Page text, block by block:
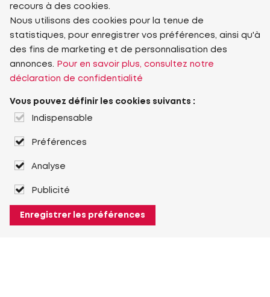
recours à des cookies.
Nous utilisons des cookies pour la tenue de
statistiques, pour enregistrer vos préférences, ainsi qu'à
des fins de marketing et de personnalisation des
annonces.
Pour en savoir plus, consultez notre
déclaration de confidentialité
Vous pouvez définir les cookies suivants :
Indispensable
Préférences
Analyse
Publicité
Enregistrer les préférences